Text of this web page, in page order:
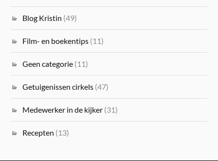
Blog Kristin (49)
Film- en boekentips (11)
Geen categorie (11)
Getuigenissen cirkels (47)
Medewerker in de kijker (31)
Recepten (13)